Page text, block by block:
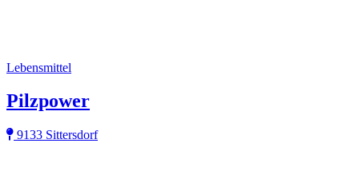
Lebensmittel
Pilzpower
9133 Sittersdorf